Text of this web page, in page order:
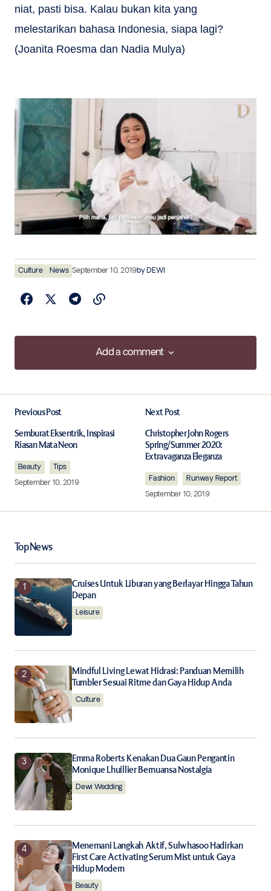
niat, pasti bisa. Kalau bukan kita yang
melestarikan bahasa Indonesia, siapa lagi?
(Joanita Roesma dan Nadia Mulya)
Culture News September 10, 2019byDEWI
Add a comment
Add a comment
Required fields are marked*
Comment
Your Name
Your E-mail*
Save my name, email, and website in this browser for
the next time I comment.
Notify me of new posts by email.
Submit Comment
Previous Post
Semburat Eksentrik, Inspirasi
Riasan Mata Neon
Beauty
Tips
September 10, 2019
Next Post
Christopher John Rogers
Spring/Summer 2020:
Extravaganza Eleganza
Fashion
Runway Report
September 10, 2019
Top News
Cruises Untuk Liburan yang Berlayar Hingga Tahun
Depan
Leisure
Mindful Living Lewat Hidrasi: Panduan Memilih
Tumbler Sesuai Ritme dan Gaya Hidup Anda
Culture
Emma Roberts Kenakan Dua Gaun Pengantin
Monique Lhuillier Bernuansa Nostalgia
Dewi Wedding
Menemani Langkah Aktif, Sulwhasoo Hadirkan
First Care Activating Serum Mist untuk Gaya
Hidup Modern
Beauty